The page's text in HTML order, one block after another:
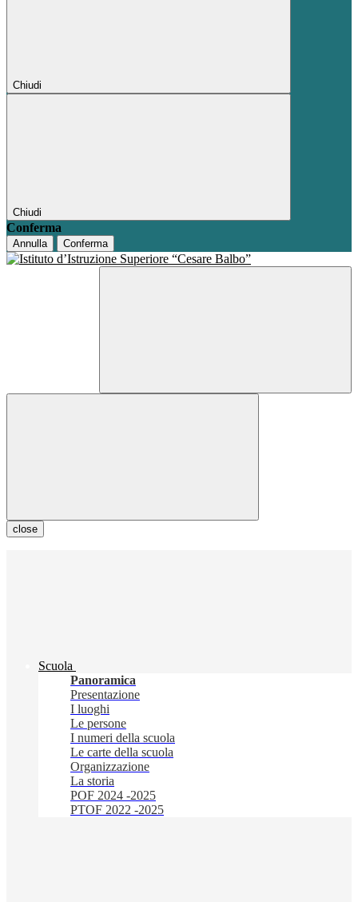
Chiudi
Chiudi
Conferma
Annulla Conferma
close
Scuola
Panoramica
Presentazione
I luoghi
Le persone
I numeri della scuola
Le carte della scuola
Organizzazione
La storia
POF 2024 -2025
PTOF 2022 -2025